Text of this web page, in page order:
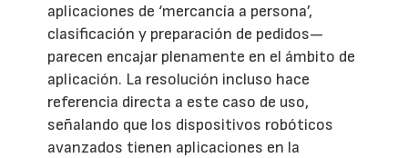
aplicaciones de ‘mercancía a persona’,
clasificación y preparación de pedidos—
parecen encajar plenamente en el ámbito de
aplicación. La resolución incluso hace
referencia directa a este caso de uso,
señalando que los dispositivos robóticos
avanzados tienen aplicaciones en la